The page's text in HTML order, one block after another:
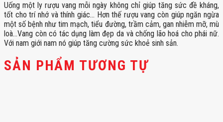
Uống một ly rượu vang mỗi ngày không chỉ giúp tăng sức đề kháng,
tốt cho trí nhớ và thính giác… Hơn thế rượu vang còn giúp ngăn ngừa
một số bệnh như tim mạch, tiểu đường, trầm cảm, gan nhiễm mỡ, mù
loà…Vang còn có tác dụng làm đẹp da và chống lão hoá cho phái nữ.
Với nam giới nam nó giúp tăng cường sức khoẻ sinh sản.
SẢN PHẨM TƯƠNG TỰ